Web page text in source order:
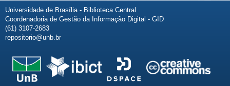
Universidade de Brasília - Biblioteca Central
Coordenadoria de Gestão da Informação Digital - GID
(61) 3107-2683
repositorio@unb.br